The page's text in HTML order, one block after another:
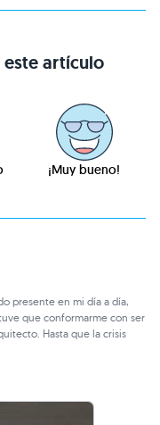
este artículo
¡Muy bueno!
presente en mi día a día,
que conformarme con ser
Hasta que la crisis